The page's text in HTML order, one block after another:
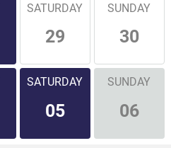
SATURDAY
29
SUNDAY
30
SATURDAY
05
SUNDAY
06